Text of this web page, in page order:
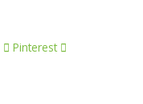
Pinterest